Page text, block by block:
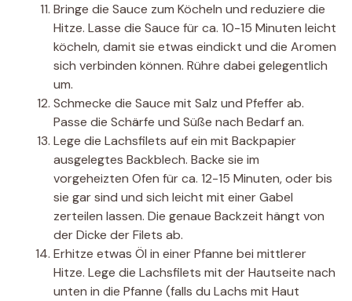
Bringe die Sauce zum Köcheln und reduziere die
Hitze. Lasse die Sauce für ca. 10-15 Minuten leicht
köcheln, damit sie etwas eindickt und die Aromen
sich verbinden können. Rühre dabei gelegentlich
um.
Schmecke die Sauce mit Salz und Pfeffer ab.
Passe die Schärfe und Süße nach Bedarf an.
Lege die Lachsfilets auf ein mit Backpapier
ausgelegtes Backblech. Backe sie im
vorgeheizten Ofen für ca. 12-15 Minuten, oder bis
sie gar sind und sich leicht mit einer Gabel
zerteilen lassen. Die genaue Backzeit hängt von
der Dicke der Filets ab.
Erhitze etwas Öl in einer Pfanne bei mittlerer
Hitze. Lege die Lachsfilets mit der Hautseite nach
unten in die Pfanne (falls du Lachs mit Haut